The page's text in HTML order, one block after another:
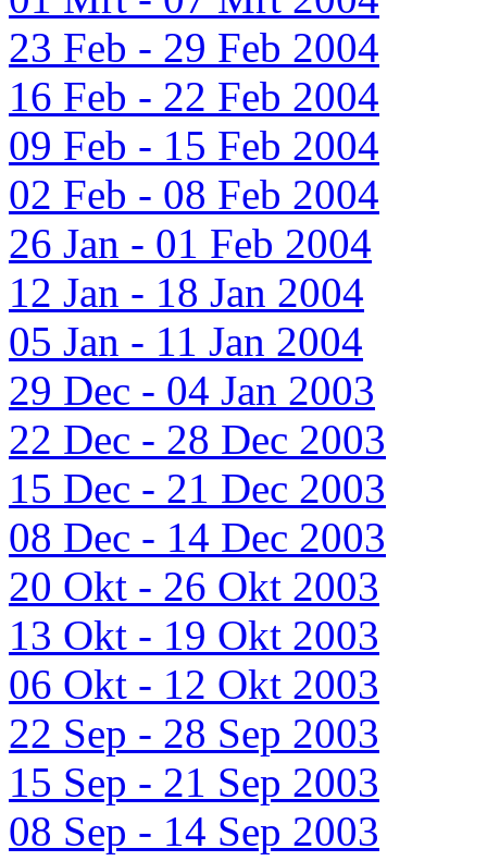
23 Feb - 29 Feb 2004
16 Feb - 22 Feb 2004
09 Feb - 15 Feb 2004
02 Feb - 08 Feb 2004
26 Jan - 01 Feb 2004
12 Jan - 18 Jan 2004
05 Jan - 11 Jan 2004
29 Dec - 04 Jan 2003
22 Dec - 28 Dec 2003
15 Dec - 21 Dec 2003
08 Dec - 14 Dec 2003
20 Okt - 26 Okt 2003
13 Okt - 19 Okt 2003
06 Okt - 12 Okt 2003
22 Sep - 28 Sep 2003
15 Sep - 21 Sep 2003
08 Sep - 14 Sep 2003